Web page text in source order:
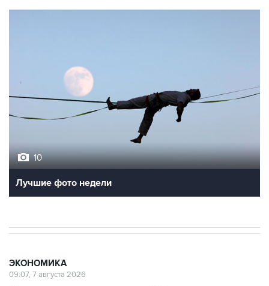
10
Лучшие фото недели
ЭКОНОМИКА
09:07, 7 августа 2026